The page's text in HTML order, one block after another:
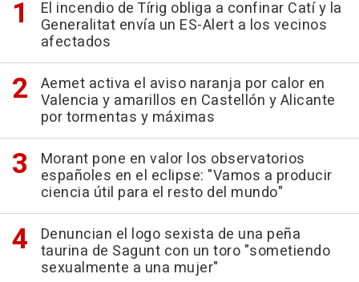
El incendio de Tírig obliga a confinar Catí y la
Generalitat envía un ES-Alert a los vecinos
afectados
Aemet activa el aviso naranja por calor en
Valencia y amarillos en Castellón y Alicante
por tormentas y máximas
Morant pone en valor los observatorios
españoles en el eclipse: "Vamos a producir
ciencia útil para el resto del mundo"
Denuncian el logo sexista de una peña
taurina de Sagunt con un toro "sometiendo
sexualmente a una mujer"